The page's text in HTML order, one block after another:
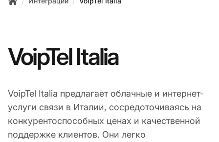
VoipTel Italia
VoipTel Italia предлагает облачные и интернет-
услуги связи в Италии, сосредоточиваясь на
конкурентоспособных ценах и качественной
поддержке клиентов. Они легко